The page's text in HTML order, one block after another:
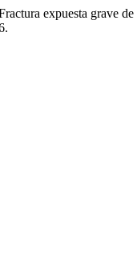
expuesta grave de